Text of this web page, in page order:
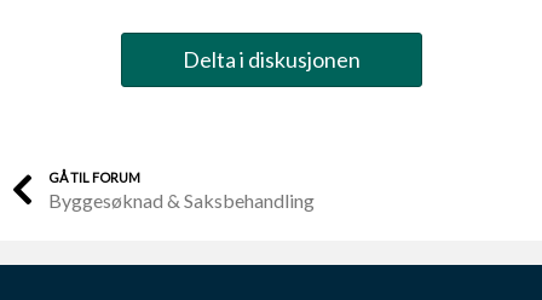
Delta i diskusjonen
GÅ TIL FORUM
Byggesøknad & Saksbehandling